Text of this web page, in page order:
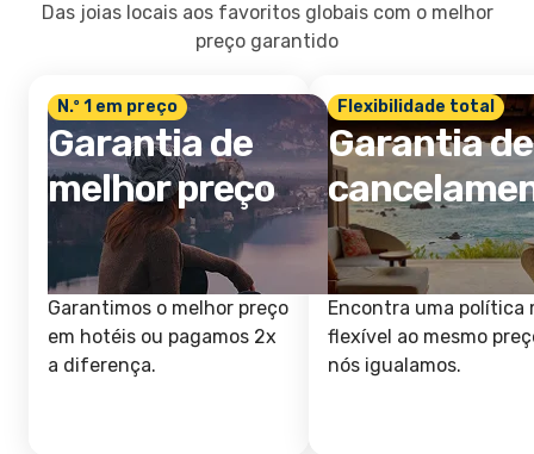
Das joias locais aos favoritos globais com o melhor
preço garantido
N.º 1 em preço
Garantia de
melhor preço
Garantimos o melhor preço
em hotéis ou pagamos 2x
a diferença.
Flexibilidade total
Garantia de
Encontra uma política
flexível ao mesmo
nós igualamos.